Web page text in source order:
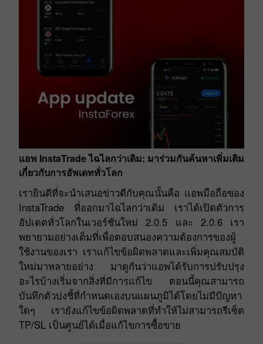
แอพ InstaTrade ไฉไลกว่าเดิม: มาร่วมกันค้นหาเพิ่มเติม
เกี่ยวกับการอัพเดททั่วโลก
เรายินดีที่จะนำเสนอข่าวดีกับคุณนั้นคือ แอพมือถือของ
InstaTrade ที่ออกมาไฉไลกว่าเดิม เราได้เปิดตัวการ
อัปเดตทั่วโลกในเวอร์ชันใหม่ 2.0.5 และ 2.0.6 เรา
พยายามอย่างเต็มที่เพื่อตอบสนองความต้องการของผู้
ใช้งานของเรา เราแก้ไขข้อผิดพลาดและเพิ่มคุณสมบัติ
ใหม่มาหลายอย่าง มาดูกันว่าแอพได้รับการปรับปรุง
อะไรบ้างเริ่มจากสิ่งที่มีการแก้ไข ตอนนี้คุณสามารถ
บันทึกตัวบ่งชี้ที่กำหนดเองบนแผนภูมิได้โดยไม่มีปัญหา
ใดๆ เรายังแก้ไขข้อผิดพลาดที่ทำให้ไม่สามารถรีเซ็ต
TP/SL เป็นศูนย์ได้เมื่อแก้ไขการซื้อขาย